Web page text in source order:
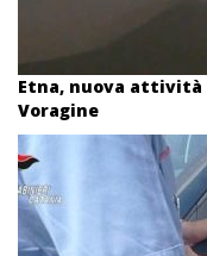
Etna, nuova
Voragine